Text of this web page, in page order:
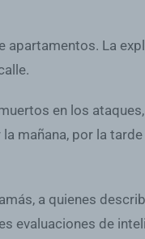
apartamentos. La
en los
mañana, por la
a quienes
evaluaciones de